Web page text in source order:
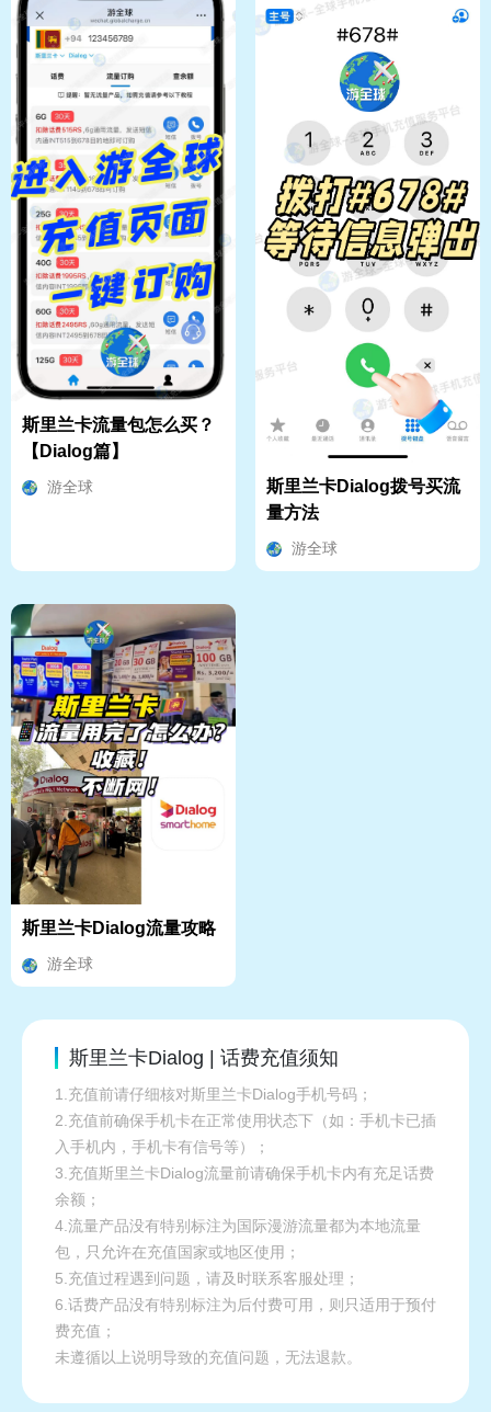
斯里兰卡流量包怎么买？
【Dialog篇】
游全球
斯里兰卡Dialog拨号买流
量方法
游全球
斯里兰卡Dialog流量攻略
游全球
斯里兰卡Dialog | 话费充值须知
1.充值前请仔细核对斯里兰卡Dialog手机号码；
2.充值前确保手机卡在正常使用状态下（如：手机卡已插
入手机内，手机卡有信号等）；
3.充值斯里兰卡Dialog流量前请确保手机卡内有充足话费
余额；
4.流量产品没有特别标注为国际漫游流量都为本地流量
包，只允许在充值国家或地区使用；
5.充值过程遇到问题，请及时联系客服处理；
6.话费产品没有特别标注为后付费可用，则只适用于预付
费充值；
未遵循以上说明导致的充值问题，无法退款。